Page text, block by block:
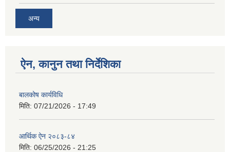
अन्य
ऐन, कानुन तथा निर्देशिका
बालकोष कार्यविधि
मिति: 07/21/2026 - 17:49
आर्थिक ऐन २०८३-८४
मिति: 06/25/2026 - 21:25